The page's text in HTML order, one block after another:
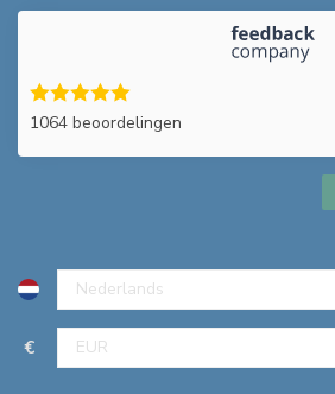
1064 beoordelingen
€